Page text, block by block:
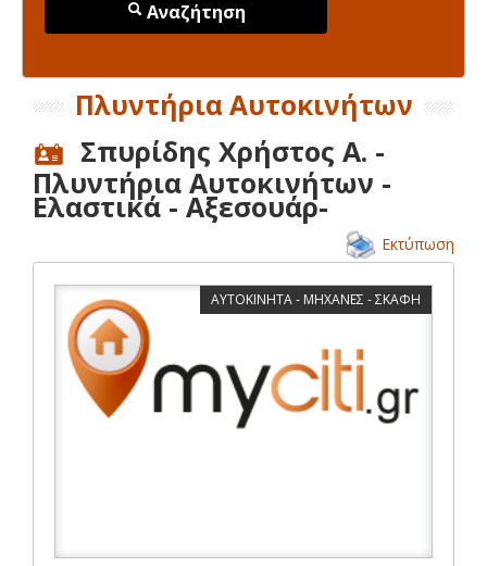
Αναζήτηση
Πλυντήρια Αυτοκινήτων
Σπυρίδης Χρήστος Α. -
Πλυντήρια Αυτοκινήτων -
Ελαστικά - Αξεσουάρ-
Εκτύπωση
ΑΥΤΟΚΙΝΗΤΑ - ΜΗΧΑΝΕΣ - ΣΚΑΦΗ